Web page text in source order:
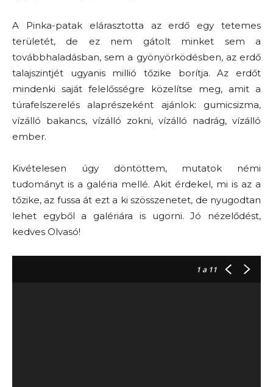
A Pinka-patak elárasztotta az erdő egy tetemes
területét, de ez nem gátolt minket sem a
továbbhaladásban, sem a gyönyörködésben, az erdő
talajszintjét ugyanis millió tőzike borítja. Az erdőt
mindenki saját felelősségre közelítse meg, amit a
túrafelszerelés alaprészeként ajánlok: gumicsizma,
vízálló bakancs, vízálló zokni, vízálló nadrág, vízálló
ember.
Kivételesen úgy döntöttem, mutatok némi
tudományt is a galéria mellé. Akit érdekel, mi is az a
tőzike, az fussa át ezt a ki szösszenetet, de nyugodtan
lehet egyből a galériára is ugorni. Jó nézelődést,
kedves Olvasó!
1 a 11